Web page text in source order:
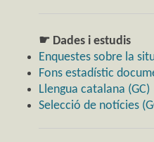
☛ Dades i estudis
Enquestes sobre la
Fons estadístic
Llengua catalana (GC)
Selecció de notícies